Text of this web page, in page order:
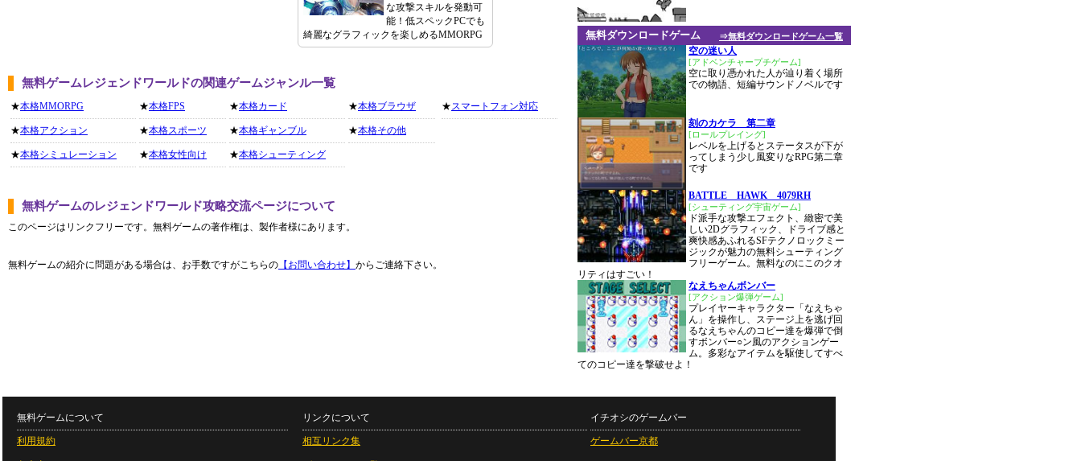
な攻撃スキルを発動可
能！低スペックPCでも
綺麗なグラフィックを楽しめるMMORPG
無料ゲームレジェンドワールドの関連ゲームジャンル一覧
★本格MMORPG
★本格アクション
★本格シミュレーション
★本格FPS
★本格スポーツ
★本格女性向け
★本格カード
★本格ギャンブル
★本格シューティング
★本格ブラウザ
★本格その他
★スマートフォン対応
無料ゲームのレジェンドワールド攻略交流ページについて
このページはリンクフリーです。無料ゲームの著作権は、製作者様にあります。
無料ゲームの紹介に問題がある場合は、お手数ですがこちらの 【お問い合わせ】 からご連絡下さい。
⇒無料ダウンロードゲーム一覧
無料ダウンロードゲーム
空の迷い人
[アドベンチャープチゲーム]
空に取り憑かれた人が辿り着く場所
での物語、短編サウンドノベルです
刻のカケラ 第二章
[ロールプレイング]
レベルを上げるとステータスが下が
ってしまう少し風変りなRPG第二章
です
BATTLE HAWK 4079RH
[シューティング宇宙ゲーム]
ド派手な攻撃エフェクト、緻密で美
しい2Dグラフィック、ドライブ感と
爽快感あふれるSFテクノロックミー
ジックが魅力の無料シューティング
フリーゲーム。無料なのにこのクオ
リティはすごい！
なえちゃんボンバー
[アクション爆弾ゲーム]
プレイヤーキャラクター「なえちゃ
ん」を操作し、ステージ上を逃げ回
るなえちゃんのコピー達を爆弾で倒
すボンバー○ン風のアクションゲー
ム。多彩なアイテムを駆使してすべ
てのコピー達を撃破せよ！
無料ゲームについて
利用規約
リンクについて
相互リンク集
イチオシのゲームバー
ゲームバー京都